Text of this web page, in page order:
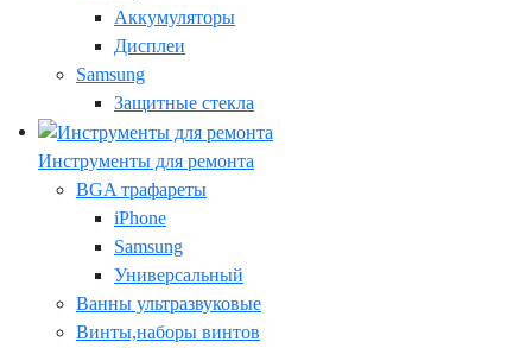
Аккумуляторы
Дисплеи
Samsung
Защитные стекла
Инструменты для ремонта
BGA трафареты
iPhone
Samsung
Универсальный
Ванны ультразвуковые
Винты,наборы винтов